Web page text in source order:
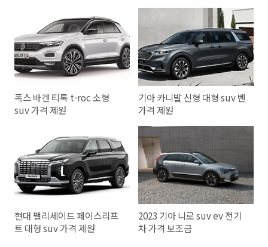
폭스 바겐 티록 t-roc 소형
suv 가격 제원
기아 카니발 신형 대형 suv 벤
가격 제원
현대 팰리세이드 페이스리프
트 대형 suv 가격 제원
2023 기아 니로 suv ev 전기
차 가격 보조금